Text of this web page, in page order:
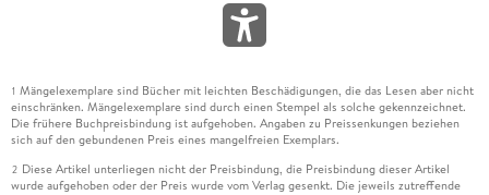
1 Mängelexemplare sind Bücher mit leichten Beschädigungen, die das Lesen aber nicht
einschränken. Mängelexemplare sind durch einen Stempel als solche gekennzeichnet.
Die frühere Buchpreisbindung ist aufgehoben. Angaben zu Preissenkungen beziehen
sich auf den gebundenen Preis eines mangelfreien Exemplars.
2 Diese Artikel unterliegen nicht der Preisbindung, die Preisbindung dieser Artikel
wurde aufgehoben oder der Preis wurde vom Verlag gesenkt. Die jeweils zutreffende